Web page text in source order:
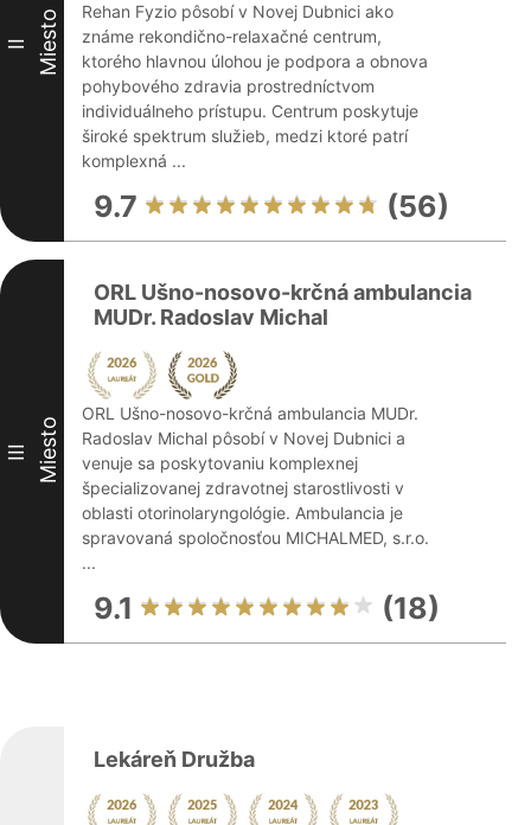
II Miesto
Rehan Fyzio pôsobí v Novej Dubnici ako
známe rekondično-relaxačné centrum,
ktorého hlavnou úlohou je podpora a obnova
pohybového zdravia prostredníctvom
individuálneho prístupu. Centrum poskytuje
široké spektrum služieb, medzi ktoré patrí
komplexná ...
9.7 (56)
III Miesto
ORL Ušno-nosovo-krčná ambulancia
MUDr. Radoslav Michal
ORL Ušno-nosovo-krčná ambulancia MUDr.
Radoslav Michal pôsobí v Novej Dubnici a
venuje sa poskytovaniu komplexnej
špecializovanej zdravotnej starostlivosti v
oblasti otorinolaryngológie. Ambulancia je
spravovaná spoločnosťou MICHALMED, s.r.o.
...
9.1 (18)
Lekáreň Družba